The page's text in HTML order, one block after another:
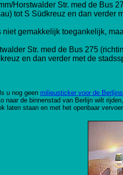
Horstwalder Str. med de Bus
totS Südkreuz en dan verder
niet gemakkelijk toegankelijk,
Str. med de Bus 275
en dan verder met de
u nog geen milieusticker voor de
de binnenstad van Berlijn wilt
staan en met het openbaar